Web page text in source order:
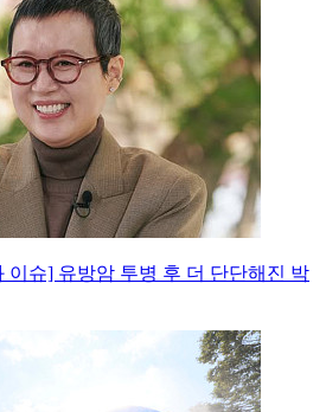
이슈] 유방암 투병 후 더 단단해진 박